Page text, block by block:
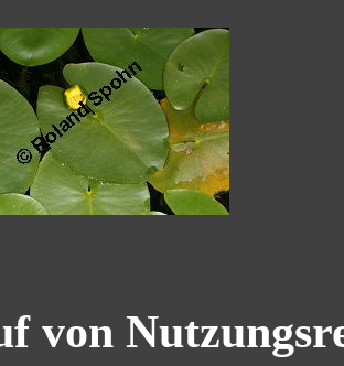
von